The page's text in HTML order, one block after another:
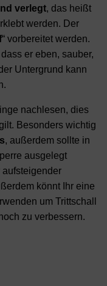
verlegt, das heißt
werden. Der
“ vorbereitet werden.
er eben, sauber,
Untergrund kann
nachlesen, dies
Besonders wichtig
, außerdem sollte in
ausgelegt
könnt Ihr eine
um Trittschall
zu verbessern.